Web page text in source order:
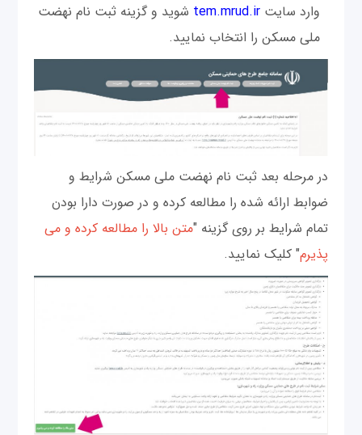
وارد سایت tem.mrud.ir
شوید و گزینه ثبت نام نهضت
ملی مسکن را انتخاب نمایید.
در مرحله بعد ثبت نام نهضت ملی مسکن شرایط و
ضوابط ارائه شده را مطالعه کرده و در صورت دارا بودن
تمام شرایط بر روی گزینه "متن بالا را مطالعه کرده و می
پذیرم" کلیک نمایید.